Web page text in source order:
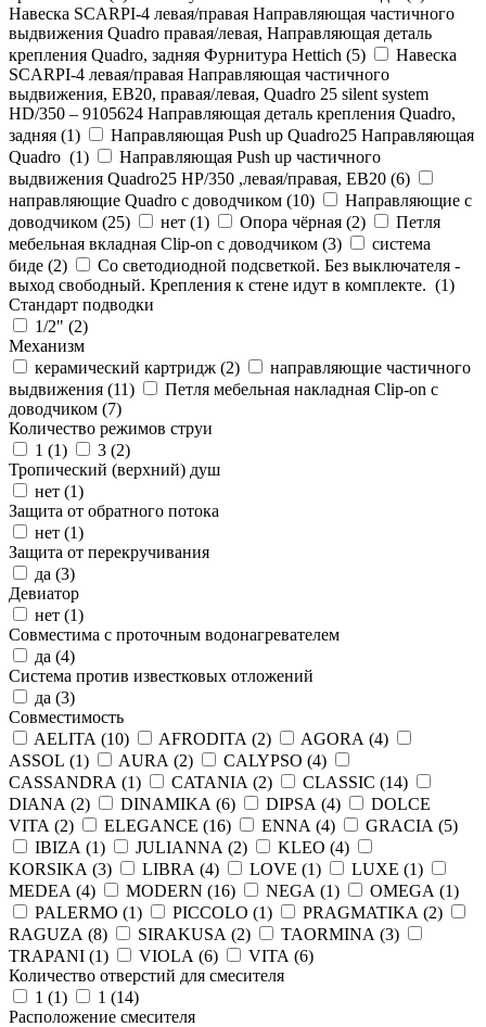
Навеска SCARPI-4 левая/правая Направляющая частичного
выдвижения Quadro правая/левая, Направляющая деталь
крепления Quadro, задняя Фурнитура Hettich (5)
Навеска
SCARPI-4 левая/правая Направляющая частичного
выдвижения, ЕВ20, правая/левая, Quadro 25 silent system
HD/350 – 9105624 Направляющая деталь крепления Quadro,
задняя (1)
Направляющая Push up Quadro25 Направляющая
Quadro (1)
Направляющая Push up частичного
выдвижения Quadro25 НР/350 ,левая/правая, ЕВ20 (6)
направляющие Quadro с доводчиком (10)
Направляющие с
доводчиком (25) нет (1) Опора чёрная (2)
Петля
мебельная вкладная Clip-on с доводчиком (3)
система
биде (2)
Со светодиодной подсветкой. Без выключателя -
выход свободный. Крепления к стене идут в комплекте. (1)
Стандарт подводки
1/2" (2)
Механизм
керамический картридж (2)
направляющие частичного
выдвижения (11)
Петля мебельная накладная Clip-on с
доводчиком (7)
Количество режимов струи
1 (1) 3 (2)
Тропический (верхний) душ
нет (1)
Защита от обратного потока
нет (1)
Защита от перекручивания
да (3)
Девиатор
нет (1)
Совместима с проточным водонагревателем
да (4)
Система против известковых отложений
да (3)
Совместимость
AELITA (10) AFRODITA (2) AGORA (4)
ASSOL (1) AURA (2) CALYPSO (4)
CASSANDRA (1) CATANIA (2) CLASSIC (14)
DIANA (2) DINAMIKA (6) DIPSA (4)
DOLCE
VITA (2) ELEGANCE (16) ENNA (4) GRACIA (5)
IBIZA (1) JULIANNA (2) KLEO (4)
KORSIKA (3) LIBRA (4) LOVE (1) LUXE (1)
MEDEA (4) MODERN (16) NEGA (1) OMEGA (1)
PALERMO (1) PICCOLO (1) PRAGMATIKA (2)
RAGUZA (8) SIRAKUSA (2) TAORMINA (3)
TRAPANI (1) VIOLA (6) VITA (6)
Количество отверстий для смесителя
1 (1) 1 (14)
Расположение смесителя